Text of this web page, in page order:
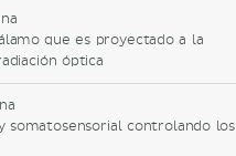
que es proyectado a la
óptica
somatosensorial controlando los